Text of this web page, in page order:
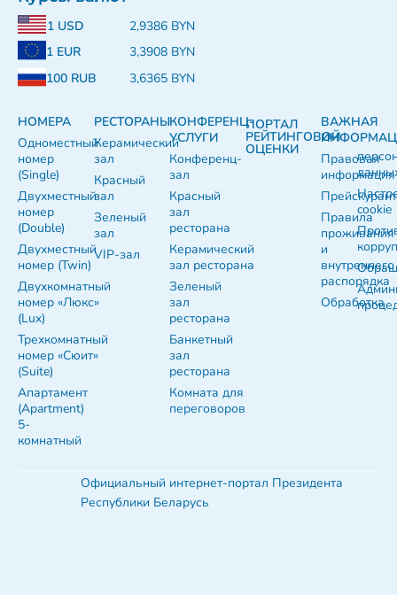
1 USD
2,9386 BYN
1 EUR
3,3908 BYN
100 RUB
3,6365 BYN
НОМЕРА
Одноместный
номер
(Single)
Двухместный
номер
(Double)
Двухместный
номер (Twin)
Двухкомнатный
номер «Люкс»
(Lux)
Трехкомнатный
номер «Сюит»
(Suite)
Апартамент
(Apartment)
5-
комнатный
РЕСТОРАНЫ
Керамический
зал
Красный
зал
Зеленый
зал
VIP-зал
КОНФЕРЕНЦ-
УСЛУГИ
Конференц-
зал
Красный
зал
ресторана
Керамический
зал ресторана
Зеленый
зал
ресторана
Банкетный
зал
ресторана
Комната для
переговоров
ПОРТАЛ
РЕЙТИНГОВОЙ
ОЦЕНКИ
ВАЖНАЯ
Правовая
информация
Прейскурант
Правила
проживания
и
внутреннего
распорядка
Обработка
cookie
Официальный интернет-портал Президента
Республики Беларусь